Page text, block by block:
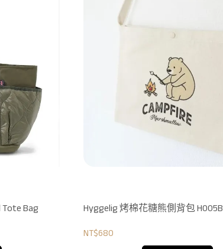
Tote Bag Hyggelig 烤棉花糖熊側背包 H005B
NT$680